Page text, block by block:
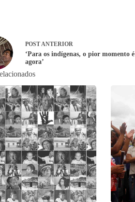
POSTANTERIOR
‘Para os indígenas, o pior momento é
agora’